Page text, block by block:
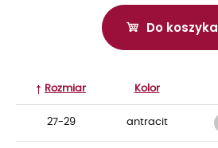
Do koszyka
Rozmiar Kolor
27-29 antracit